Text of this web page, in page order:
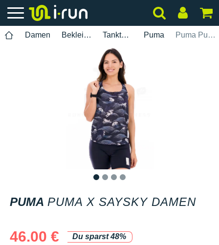
Damen Bekleidung Tanktops Puma Puma Puma x Saysky Damen
PUMA PUMA X SAYSKY DAMEN
46.00 €
Du sparst 48%